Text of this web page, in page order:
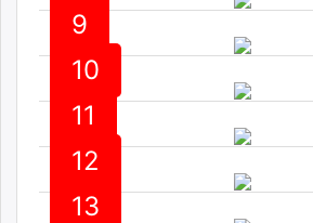
today.mn
zuv.mn
mminfo.mn
unen.mn
shudarga.mn
9
10
11
12
13